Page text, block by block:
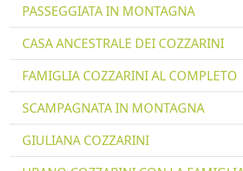
PASSEGGIATA IN MONTAGNA
CASA ANCESTRALE DEI COZZARINI
FAMIGLIA COZZARINI AL COMPLETO
SCAMPAGNATA IN MONTAGNA
GIULIANA COZZARINI